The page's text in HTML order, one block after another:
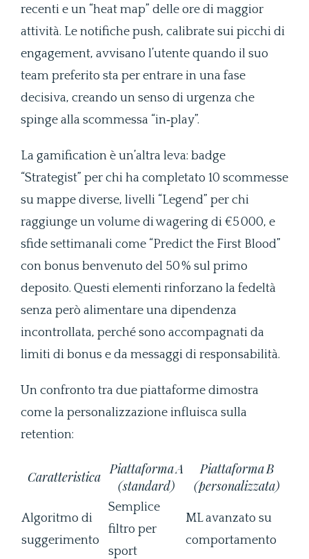
recenti e un “heat map” delle ore di maggior
attività. Le notifiche push, calibrate sui picchi di
engagement, avvisano l’utente quando il suo
team preferito sta per entrare in una fase
decisiva, creando un senso di urgenza che
spinge alla scommessa “in‑play”.
La gamification è un’altra leva: badge
“Strategist” per chi ha completato 10 scommesse
su mappe diverse, livelli “Legend” per chi
raggiunge un volume di wagering di €5 000, e
sfide settimanali come “Predict the First Blood”
con bonus benvenuto del 50 % sul primo
deposito. Questi elementi rinforzano la fedeltà
senza però alimentare una dipendenza
incontrollata, perché sono accompagnati da
limiti di bonus e da messaggi di responsabilità.
Un confronto tra due piattaforme dimostra
come la personalizzazione influisca sulla
retention:
Caratteristica Piattaforma A
(standard)
Piattaforma B
(personalizzata)
Algoritmo di
suggerimento
Semplice
filtro per
sport
ML avanzato su
comportamento